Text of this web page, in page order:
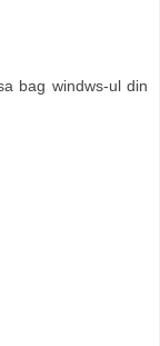
bag windws-ul din